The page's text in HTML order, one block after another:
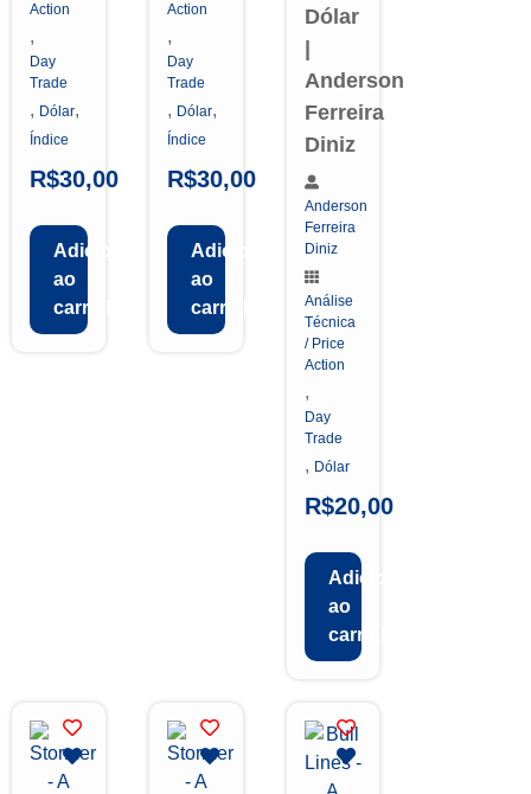
Action
,
Day
Trade
, Dólar,
Índice
R$30,00
Adicionar
ao
carrinho
Action
,
Day
Trade
, Dólar,
Índice
R$30,00
Adicionar
ao
carrinho
Dólar
Anderson
Ferreira
Diniz
Anderson
Ferreira
Diniz
Análise
Técnica
/ Price
Action
,
Day
Trade
, Dólar
R$20,00
Adicionar
ao
carrinho